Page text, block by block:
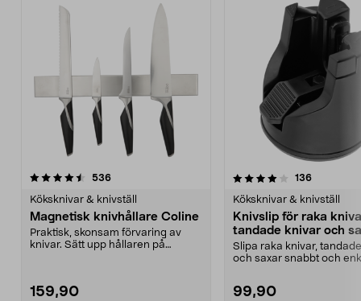
536recensioner
Köksknivar & knivställ
Magnetisk knivhållare Coline
Praktisk, skonsam förvaring av
knivar. Sätt upp hållaren på
159,90
4.0av 5 stjärnor 136
Köksknivar & knivställ
Knivslip för raka
tandade knivar och
Slipa raka knivar,
och saxar snabbt och
99,90
4.0av 5 stjärnor